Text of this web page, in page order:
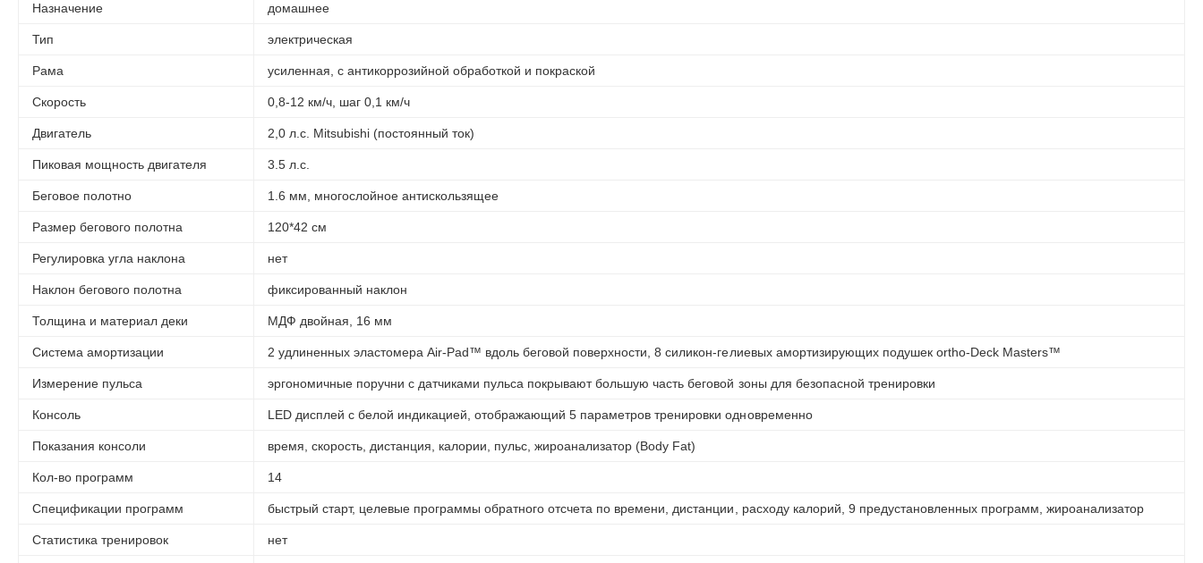
Назначение домашнее
Тип электрическая
Рама усиленная, с антикоррозийной обработкой и покраской
Скорость 0,8-12 км/ч, шаг 0,1 км/ч
Двигатель 2,0 л.с. Mitsubishi (постоянный ток)
Пиковая мощность двигателя 3.5 л.с.
Беговое полотно 1.6 мм, многослойное антискользящее
Размер бегового полотна 120*42 см
Регулировка угла наклона нет
Наклон бегового полотна фиксированный наклон
Толщина и материал деки МДФ двойная, 16 мм
Система амортизации 2 удлиненных эластомера Air-Pad™ вдоль беговой поверхности, 8 силикон-гелиевых амортизирующих подушек ortho-Deck Masters™
Измерение пульса эргономичные поручни с датчиками пульса покрывают большую часть беговой зоны для безопасной тренировки
Консоль LED дисплей с белой индикацией, отображающий 5 параметров тренировки одновременно
Показания консоли время, скорость, дистанция, калории, пульс, жироанализатор (Body Fat)
Кол-во программ 14
Спецификации программ быстрый старт, целевые программы обратного отсчета по времени, дистанции, расходу калорий, 9 предустановленных программ, жироанализатор
Статистика тренировок нет